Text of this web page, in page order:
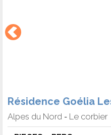
Résidence Goélia
Alpes du Nord - Le corbier